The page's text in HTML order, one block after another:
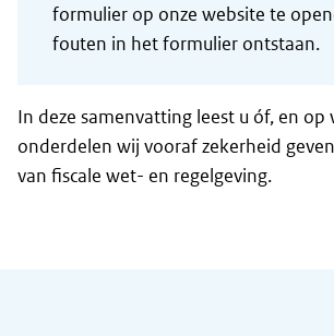
formulier op onze website te
fouten in het formulier ontstaan.
In deze samenvatting leest u óf, en op
onderdelen wij vooraf zekerheid
van fiscale wet- en regelgeving.